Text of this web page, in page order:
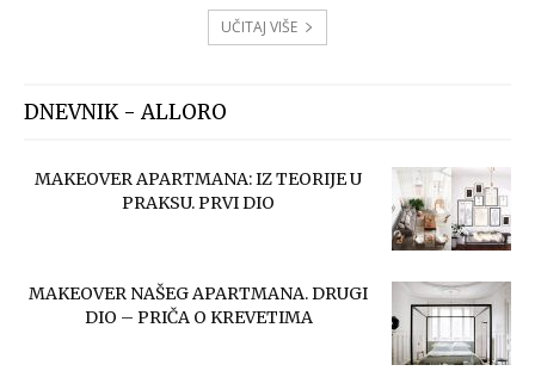
UČITAJ VIŠE
DNEVNIK - ALLORO
MAKEOVER APARTMANA: IZ TEORIJE U
PRAKSU. PRVI DIO
MAKEOVER NAŠEG APARTMANA. DRUGI
DIO – PRIČA O KREVETIMA